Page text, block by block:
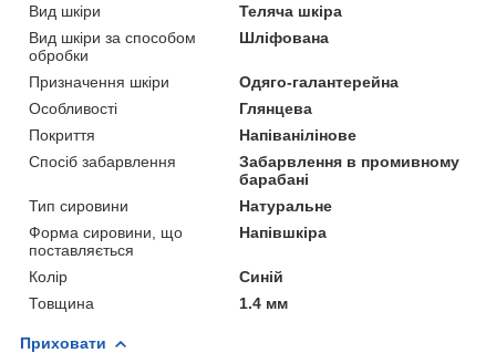
Вид шкіри
Теляча шкіра
Вид шкіри за способом
обробки
Шліфована
Призначення шкіри
Одяго-галантерейна
Особливості
Глянцева
Покриття
Напіванілінове
Спосіб забарвлення
Забарвлення в промивному
барабані
Тип сировини
Натуральне
Форма сировини, що
поставляється
Напівшкіра
Колір
Синій
Товщина
1.4 мм
Приховати